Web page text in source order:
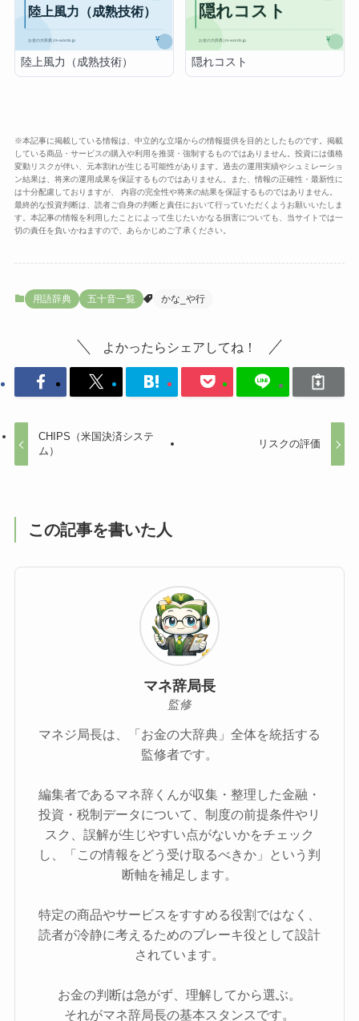
陸上風力（成熟技術） 隠れコスト
※本記事に掲載している情報は、中立的な立場からの情報提供を目的としたものです。掲載
している商品・サービスの購入や利用を推奨・強制するものではありません。投資には価格
変動リスクが伴い、元本割れが生じる可能性があります。過去の運用実績やシュミレーショ
ン結果は、将来の運用成果を保証するものではありません。また、情報の正確性・最新性に
は十分配慮しておりますが、 内容の完全性や将来の結果を保証するものではありません。
最終的な投資判断は、読者ご自身の判断と責任において行っていただくようお願いいたしま
す。本記事の情報を利用したことによって生じたいかなる損害についても、当サイトでは一
切の責任を負いかねますので、あらかじめご了承ください。
用語辞典 五十音一覧 かな_や行
よかったらシェアしてね！
CHIPS（米国決済システ
ム）
リスクの評価
この記事を書いた人
マネ辞局長
監修
マネジ局長は、「お金の大辞典」全体を統括する
監修者です。
編集者であるマネ辞くんが収集・整理した金融・
投資・税制データについて、制度の前提条件やリ
スク、誤解が生じやすい点がないかをチェック
し、「この情報をどう受け取るべきか」という判
断軸を補足します。
特定の商品やサービスをすすめる役割ではなく、
読者が冷静に考えるためのブレーキ役として設計
されています。
お金の判断は急がず、理解してから選ぶ。
それがマネ辞局長の基本スタンスです。